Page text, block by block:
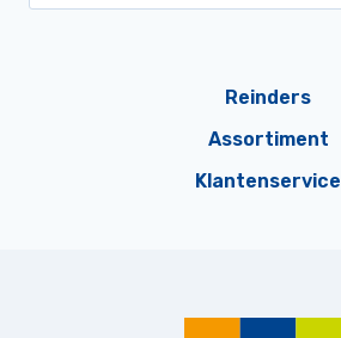
Reinders
Assortiment
Klantenservice